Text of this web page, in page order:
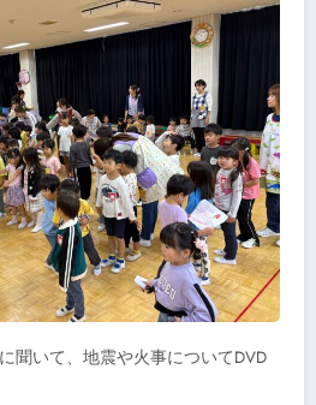
聞いて、地震や火事についてDVD